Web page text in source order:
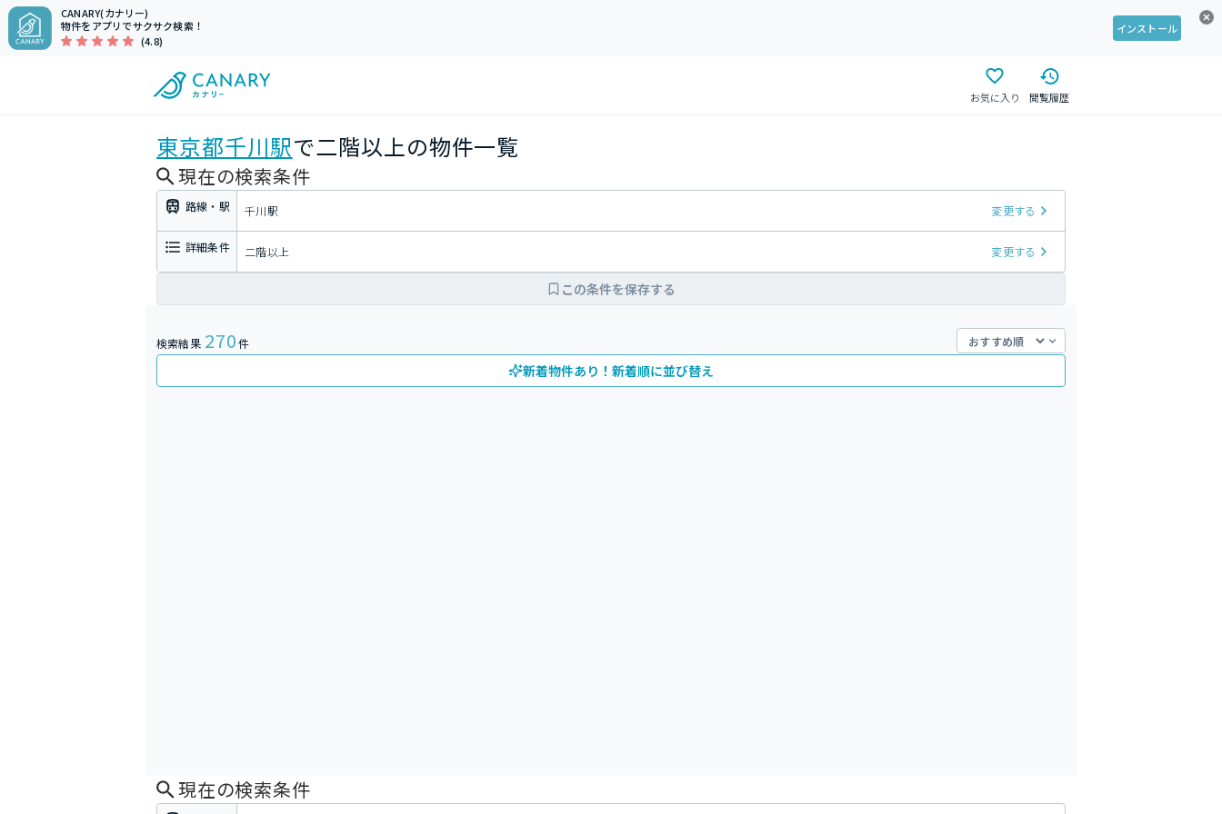
CANARY(カナリー)
物件をアプリでサクサク検索！
(4.8)
インストール
お気に入り 閲覧履歴
東京都千川駅で二階以上の物件一覧
現在の検索条件
路線・駅 千川駅 変更する
詳細条件 二階以上 変更する
この条件を保存する
検索結果 270件
新着物件あり！新着順に並び替え
現在の検索条件